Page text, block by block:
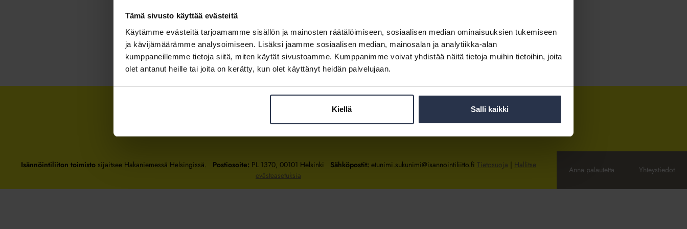
Tämä sivusto käyttää evästeitä
Käytämme evästeitä tarjoamamme sisällön ja mainosten räätälöimiseen, sosiaalisen median ominaisuuksien tukemiseen
ja kävijämäärämme analysoimiseen. Lisäksi jaamme sosiaalisen median, mainosalan ja analytiikka-alan
kumppaneillemme tietoja siitä, miten käytät sivustoamme. Kumppanimme voivat yhdistää näitä tietoja muihin tietoihin, joita
olet antanut heille tai joita on kerätty, kun olet käyttänyt heidän palvelujaan.
Kiellä Salli kaikki
Kirjaudu sisään
Tietoa jäsenyydestä
Isännöintiliiton toimistosijaitsee Hakaniemessä Helsingissä. Postiosoite: PL 1370, 00101 Helsinki Sähköpostit: etunimi.sukunimi@isannointiliitto.fi Tietosuoja | Hallitse
evästeasetuksia
Anna palautetta Yhteystiedot